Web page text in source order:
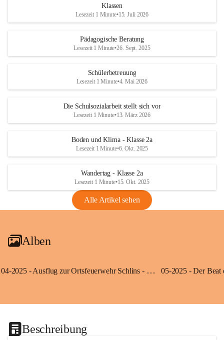
Klassen
Lesezeit 1 Minute•15. Juli 2026
Pädagogische Beratung
Lesezeit 1 Minute•26. Sept. 2025
Schülerbetreuung
Lesezeit 1 Minute•4. Mai 2026
Die Schulsozialarbeit stellt sich vor
Lesezeit 1 Minute•13. März 2026
Boden und Klima - Klasse 2a
Lesezeit 1 Minute•6. Okt. 2025
Wandertag - Klasse 2a
Lesezeit 1 Minute•15. Okt. 2025
Alle Artikel sehen
Alben
04-2025 - Ausflug zur Ortsfeuerwehr Schlins - Klassen 3a und 3b
Beschreibung